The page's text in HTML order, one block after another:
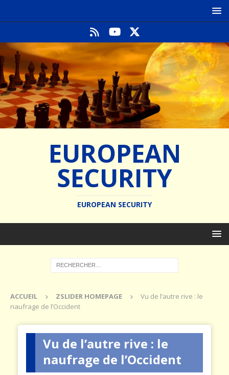
EUROPEAN
SECURITY
EUROPEAN SECURITY
ACCUEIL ZSLIDER HOMEPAGE
Vu de l’autre rive : le
naufrage de l’Occident
Vu de l’autre rive : le
naufrage de l’Occident